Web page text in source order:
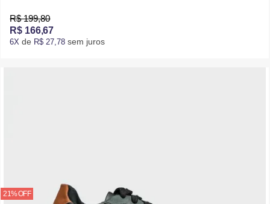
R$ 199,80
R$ 166,67
6X de R$ 27,78 sem juros
21% OFF